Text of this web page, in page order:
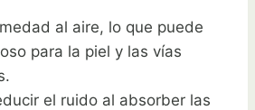
al aire, lo que puede
para la piel y las vías
el ruido al absorber las